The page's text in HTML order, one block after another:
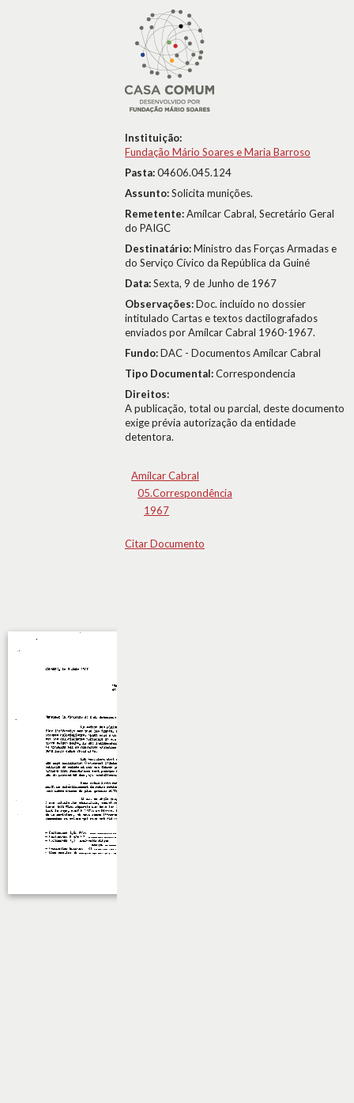
Instituição:
Fundação Mário Soares e Maria Barroso
Pasta:04606.045.124
Assunto:Solicita munições.
Remetente:Amílcar Cabral, Secretário Geral
do PAIGC
Destinatário:Ministro das Forças Armadas e
do Serviço Cívico da República da Guiné
Data:Sexta, 9 de Junho de 1967
Observações:Doc. incluído no dossier
intitulado Cartas e textos dactilografados
enviados por Amílcar Cabral 1960-1967.
Fundo:DAC - Documentos Amílcar Cabral
Tipo Documental:Correspondencia
Direitos:
A publicação, total ou parcial, deste documento
exige prévia autorização da entidade
detentora.
Amílcar Cabral
05.Correspondência
1967
Citar Documento